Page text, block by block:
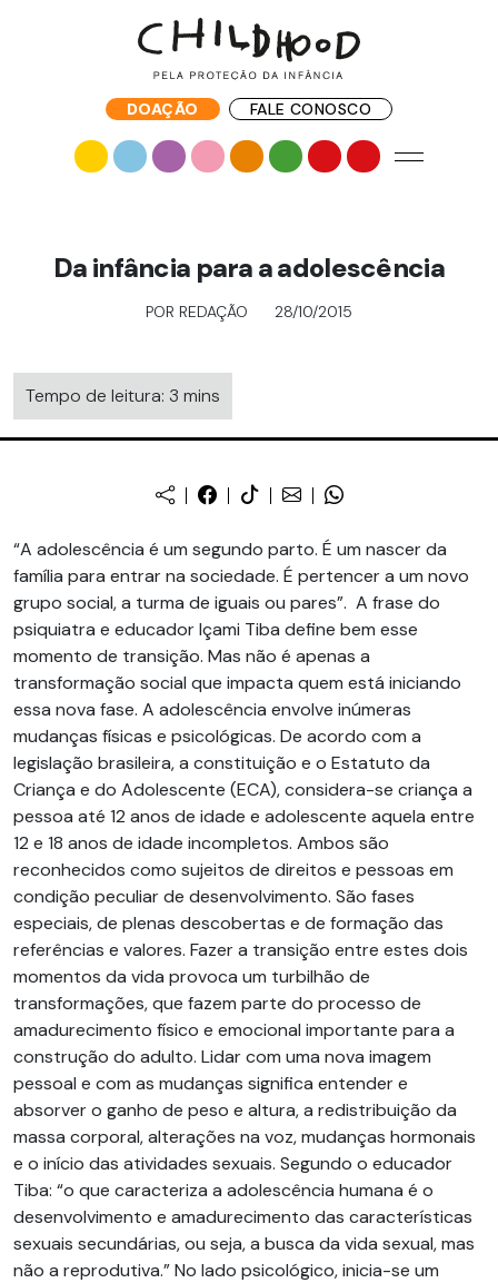
DOAÇÃO FALE CONOSCO
Da infância para a adolescência
POR REDAÇÃO 28/10/2015
Tempo de leitura: 3 mins
“A adolescência é um segundo parto. É um nascer da
família para entrar na sociedade. É pertencer a um novo
grupo social, a turma de iguais ou pares”. A frase do
psiquiatra e educador Içami Tiba define bem esse
momento de transição. Mas não é apenas a
transformação social que impacta quem está iniciando
essa nova fase. A adolescência envolve inúmeras
mudanças físicas e psicológicas. De acordo com a
legislação brasileira, a constituição e o Estatuto da
Criança e do Adolescente (ECA), considera-se criança a
pessoa até 12 anos de idade e adolescente aquela entre
12 e 18 anos de idade incompletos. Ambos são
reconhecidos como sujeitos de direitos e pessoas em
condição peculiar de desenvolvimento. São fases
especiais, de plenas descobertas e de formação das
referências e valores. Fazer a transição entre estes dois
momentos da vida provoca um turbilhão de
transformações, que fazem parte do processo de
amadurecimento físico e emocional importante para a
construção do adulto. Lidar com uma nova imagem
pessoal e com as mudanças significa entender e
absorver o ganho de peso e altura, a redistribuição da
massa corporal, alterações na voz, mudanças hormonais
e o início das atividades sexuais. Segundo o educador
Tiba: “o que caracteriza a adolescência humana é o
desenvolvimento e amadurecimento das características
sexuais secundárias, ou seja, a busca da vida sexual, mas
não a reprodutiva.” No lado psicológico, inicia-se um